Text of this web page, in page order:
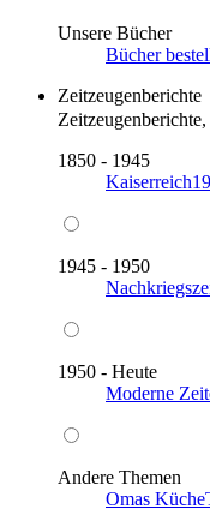
Unsere Bücher
Bücher
Zeitzeugenberichte
1850 - 1945
Kaiserreich
1945 - 1950
1950 - Heute
Moderne
Andere Themen
Omas Küche